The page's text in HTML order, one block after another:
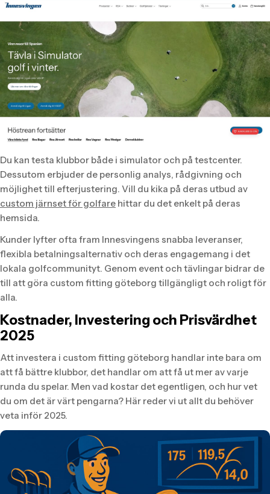
Du kan testa klubbor både i simulator och på testcenter.
Dessutom erbjuder de personlig analys, rådgivning och
möjlighet till efterjustering. Vill du kika på deras utbud av
custom järnset för golfare hittar du det enkelt på deras
hemsida.
Kunder lyfter ofta fram Innesvingens snabba leveranser,
flexibla betalningsalternativ och deras engagemang i det
lokala golfcommunityt. Genom event och tävlingar bidrar de
till att göra custom fitting göteborg tillgängligt och roligt för
alla.
Kostnader, Investering och Prisvärdhet
2025
Att investera i custom fitting göteborg handlar inte bara om
att få bättre klubbor, det handlar om att få ut mer av varje
runda du spelar. Men vad kostar det egentligen, och hur vet
du om det är värt pengarna? Här reder vi ut allt du behöver
veta inför 2025.